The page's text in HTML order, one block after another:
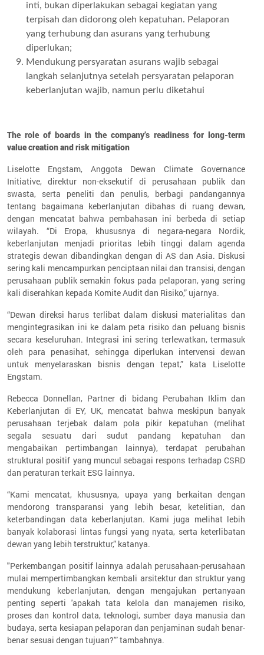
inti, bukan diperlakukan sebagai kegiatan yang
terpisah dan didorong oleh kepatuhan. Pelaporan
yang terhubung dan asurans yang terhubung
diperlukan;
Mendukung persyaratan asurans wajib sebagai
langkah selanjutnya setelah persyaratan pelaporan
keberlanjutan wajib, namun perlu diketahui
The role of boards in the company’s readiness for long-term
value creation and risk mitigation
Liselotte Engstam, Anggota Dewan Climate Governance
Initiative, direktur non-eksekutif di perusahaan publik dan
swasta, serta peneliti dan penulis, berbagi pandangannya
tentang bagaimana keberlanjutan dibahas di ruang dewan,
dengan mencatat bahwa pembahasan ini berbeda di setiap
wilayah. “Di Eropa, khususnya di negara-negara Nordik,
keberlanjutan menjadi prioritas lebih tinggi dalam agenda
strategis dewan dibandingkan dengan di AS dan Asia. Diskusi
sering kali mencampurkan penciptaan nilai dan transisi, dengan
perusahaan publik semakin fokus pada pelaporan, yang sering
kali diserahkan kepada Komite Audit dan Risiko,” ujarnya.
“Dewan direksi harus terlibat dalam diskusi materialitas dan
mengintegrasikan ini ke dalam peta risiko dan peluang bisnis
secara keseluruhan. Integrasi ini sering terlewatkan, termasuk
oleh para penasihat, sehingga diperlukan intervensi dewan
untuk menyelaraskan bisnis dengan tepat,” kata Liselotte
Engstam.
Rebecca Donnellan, Partner di bidang Perubahan Iklim dan
Keberlanjutan di EY, UK, mencatat bahwa meskipun banyak
perusahaan terjebak dalam pola pikir kepatuhan (melihat
segala sesuatu dari sudut pandang kepatuhan dan
mengabaikan pertimbangan lainnya), terdapat perubahan
struktural positif yang muncul sebagai respons terhadap CSRD
dan peraturan terkait ESG lainnya.
“Kami mencatat, khususnya, upaya yang berkaitan dengan
mendorong transparansi yang lebih besar, ketelitian, dan
keterbandingan data keberlanjutan. Kami juga melihat lebih
banyak kolaborasi lintas fungsi yang nyata, serta keterlibatan
dewan yang lebih terstruktur,” katanya.
"Perkembangan positif lainnya adalah perusahaan-perusahaan
mulai mempertimbangkan kembali arsitektur dan struktur yang
mendukung keberlanjutan, dengan mengajukan pertanyaan
penting seperti 'apakah tata kelola dan manajemen risiko,
proses dan kontrol data, teknologi, sumber daya manusia dan
budaya, serta kesiapan pelaporan dan penjaminan sudah benar-
benar sesuai dengan tujuan?'” tambahnya.